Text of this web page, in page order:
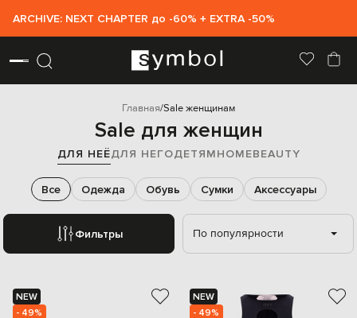
ARCHIVE: NEXT CHAPTER до -60% + EXTRA -50%
Главная Sale женщинам
Sale для женщин
ДЛЯ НЕЁДЛЯ НЕГОДЕТЯМHOMEBEAUTY
Фильтры
Все Одежда Обувь Сумки Аксессуары
По популярности
NEW
- 49%
NEW
- 49%